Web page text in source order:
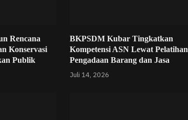
Rencana
Konservasi
Publik
BKPSDM Kubar Tingkatkan
Kompetensi ASN Lewat Pelatihan
Pengadaan Barang dan Jasa
Juli 14, 2026